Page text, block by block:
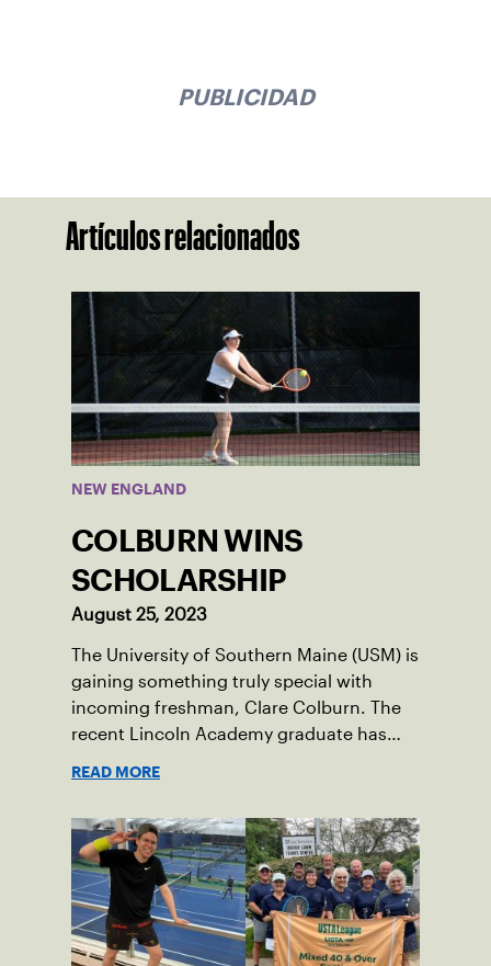
PUBLICIDAD
Artículos relacionados
NEW ENGLAND
COLBURN WINS
SCHOLARSHIP
August 25, 2023
The University of Southern Maine (USM) is
gaining something truly special with
incoming freshman, Clare Colburn. The
recent Lincoln Academy graduate has
Damariscotta, ME and those around her
throughout her childhood.
READ MORE